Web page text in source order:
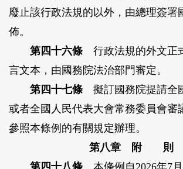
廢止該行政法規的以外，由總理簽署
佈。
第四十六條 行政法規的外文正
言文本，由國務院法治部門審定。
第四十七條擬訂國務院提請全
或者全國人民代表大會常務委員會審
參照本條例的有關規定辦理。
第八章 附 則